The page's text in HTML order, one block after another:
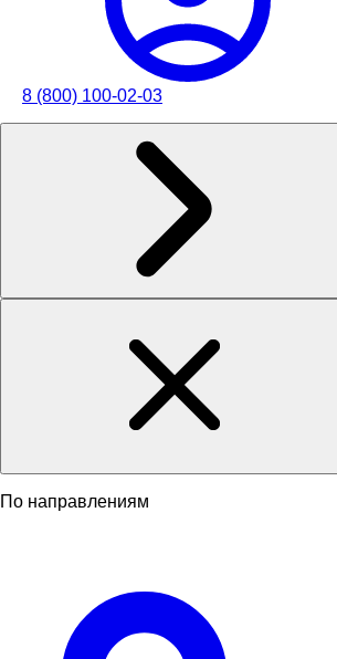
8 (800) 100-02-03
По направлениям